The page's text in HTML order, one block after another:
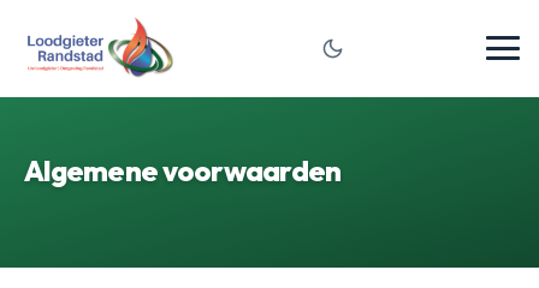
Algemene voorwaarden